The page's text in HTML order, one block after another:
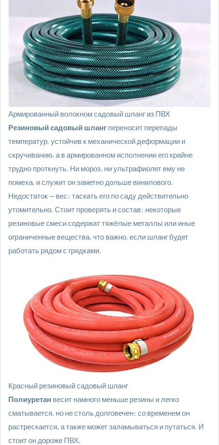
Армированный волокном садовый шланг из ПВХ
Резиновый садовый шланг переносит перепады
температур, устойчив к механической деформации и
скручиванию, а в армированном исполнении его крайне
трудно проткнуть. Ни мороз, ни ультрафиолет ему не
помеха, и служит он заметно дольше винилового.
Недостаток — вес: таскать его по саду действительно
утомительно. Стоит проверять и состав: некоторые
резиновые смеси содержат тяжёлые металлы или иные
ограниченные вещества, что важно, если шланг будет
работать рядом с грядками.
Красный резиновый садовый шланг
Полиуретан весит намного меньше резины и легко
сматывается, но не столь долговечен: со временем он
растрескается, а также может заламываться и путаться. И
стоит он дороже ПВХ.